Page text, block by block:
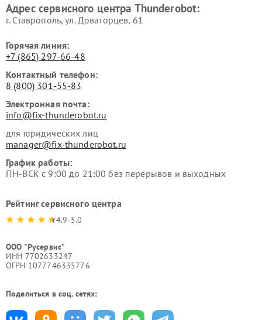
Адрес сервисного центра Thunderobot:
г. Ставрополь, ул. Доваторцев, 61
Горячая линия:
+7 (865) 297-66-48
Контактный телефон:
8 (800) 301-55-83
Электронная почта:
info@fix-thunderobot.ru
для юридических лиц
manager@fix-thunderobot.ru
График работы:
ПН-ВСК с 9:00 до 21:00 без перерывов и выходных
Рейтинг сервисного центра
4.9-5.0
ООО "Русервис"
ИНН 7702633247
ОГРН 1077746335776
Поделиться в соц. сетях: